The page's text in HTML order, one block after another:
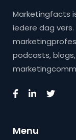
Marketingfacts
iedere dag
podcasts,
Menu